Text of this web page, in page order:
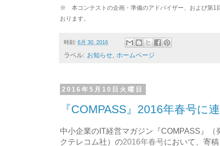
※ 本コンテストの企画・準備のアドバイザー、および第1
おります。
時刻: 6月 30, 2016
ラベル: お知らせ ホームページ
2016年5月10日火曜日
『COMPASS』2016年春号に
中小企業のIT経営マガジン『COMPASS』（
クテレコム社）の2016年春号において、寄